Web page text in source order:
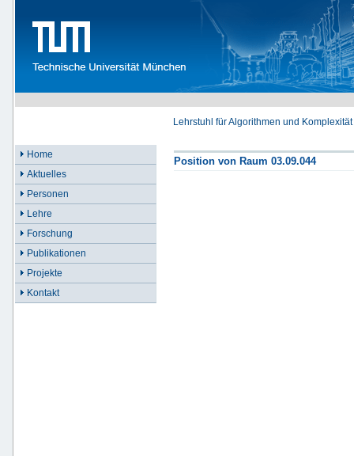
Lehrstuhl für Algorithmen und Komplexität
Home
Aktuelles
Personen
Lehre
Forschung
Publikationen
Projekte
Kontakt
Position von Raum 03.09.044